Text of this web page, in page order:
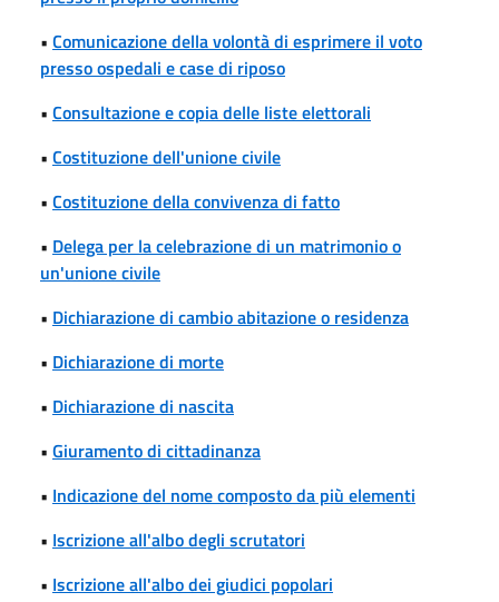
• Comunicazione della volontà di esprimere il voto
presso ospedali e case di riposo
• Consultazione e copia delle liste elettorali
• Costituzione dell'unione civile
• Costituzione della convivenza di fatto
• Delega per la celebrazione di un matrimonio o
un'unione civile
• Dichiarazione di cambio abitazione o residenza
• Dichiarazione di morte
• Dichiarazione di nascita
• Giuramento di cittadinanza
• Indicazione del nome composto da più elementi
• Iscrizione all'albo degli scrutatori
• Iscrizione all'albo dei giudici popolari